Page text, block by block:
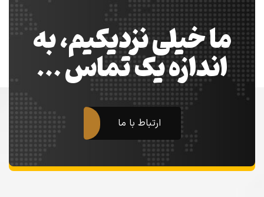
ما خیلی نزدیکیم، به
اندازه یک تماس …
ارتباط با ما